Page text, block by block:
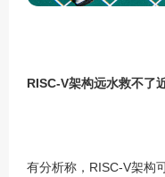
RISC-V架构远水救不了
有分析称， RISC-V架构